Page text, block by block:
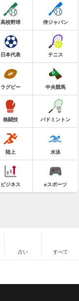
高校野球 侍ジャパン
日本代表 テニス
ラグビー 中央競馬
格闘技 バドミントン
陸上 水泳
ビジネス eスポーツ
占い すべて